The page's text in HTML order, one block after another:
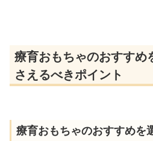
療育おもちゃのおすすめ
さえるべきポイント
療育おもちゃのおすすめを